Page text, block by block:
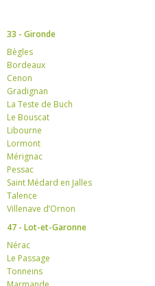
33 - Gironde
Bègles
Bordeaux
Cenon
Gradignan
La Teste de Buch
Le Bouscat
Libourne
Lormont
Mérignac
Pessac
Saint Médard en Jalles
Talence
Villenave d’Ornon
47 - Lot-et-Garonne
Nérac
Le Passage
Tonneins